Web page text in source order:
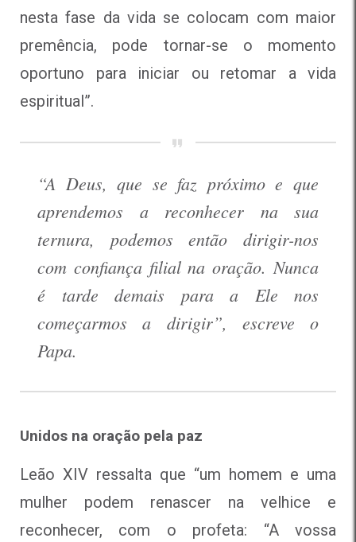
nesta fase da vida se colocam com maior
premência, pode tornar-se o momento
oportuno para iniciar ou retomar a vida
espiritual”.
“A Deus, que se faz próximo e que
aprendemos a reconhecer na sua
ternura, podemos então dirigir-nos
com confiança filial na oração. Nunca
é tarde demais para a Ele nos
começarmos a dirigir”, escreve o
Papa.
Unidos na oração pela paz
Leão XIV ressalta que “um homem e uma
mulher podem renascer na velhice e
reconhecer, com o profeta: “A vossa